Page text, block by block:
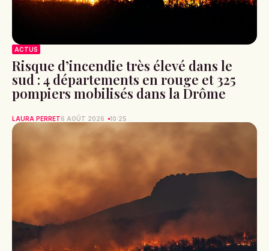
ACTUS
Risque d’incendie très élevé dans le
sud : 4 départements en rouge et 325
pompiers mobilisés dans la Drôme
LAURA PERRET6 AOÛT 2026 10:25